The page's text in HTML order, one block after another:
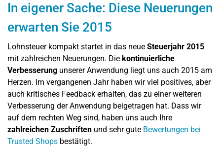
In eigener Sache: Diese Neuerungen
erwarten Sie 2015
Lohnsteuer kompakt startet in das neue Steuerjahr 2015
mit zahlreichen Neuerungen. Die kontinuierliche
Verbesserung unserer Anwendung liegt uns auch 2015 am
Herzen. Im vergangenen Jahr haben wir viel positives, aber
auch kritisches Feedback erhalten, das zu einer weiteren
Verbesserung der Anwendung beigetragen hat. Dass wir
auf dem rechten Weg sind, haben uns auch Ihre
zahlreichen Zuschriften und sehr gute Bewertungen bei
Trusted Shops bestätigt.